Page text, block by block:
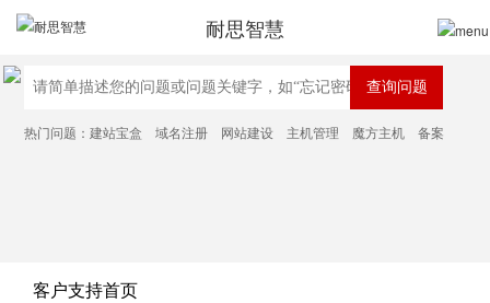
耐思智慧
热门问题：建站宝盒 域名注册 网站建设 主机管理 魔方主机 备案
客户支持首页